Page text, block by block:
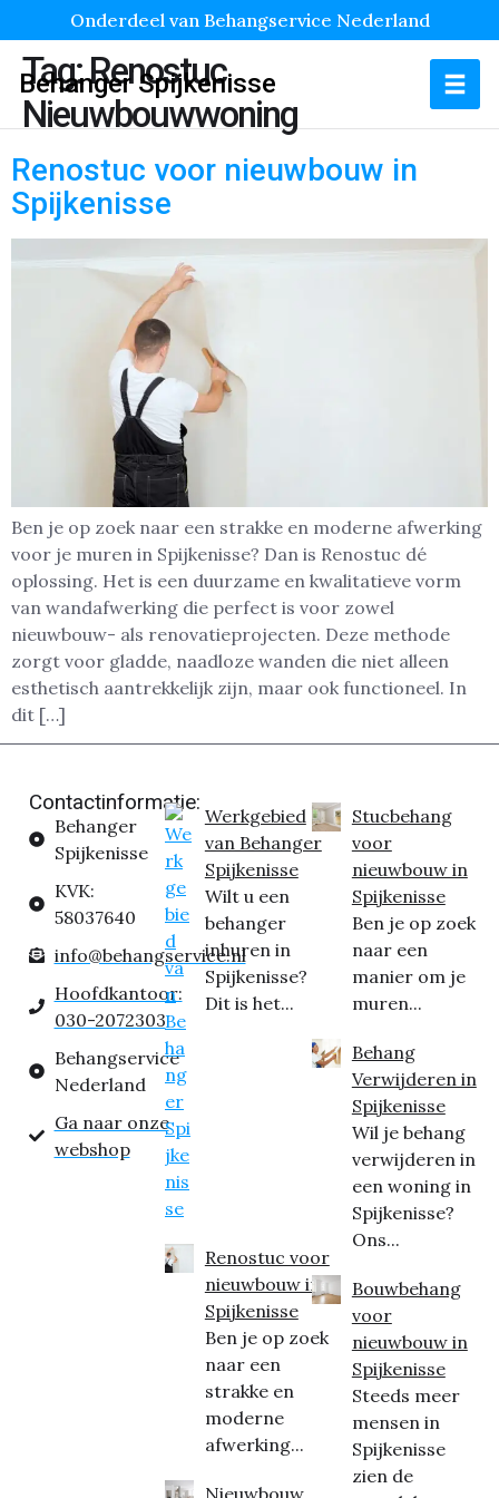
Onderdeel van Behangservice Nederland
Behanger Spijkenisse
Tag:Renostuc
Nieuwbouwwoning
Renostuc voor nieuwbouw in
Spijkenisse
Ben je op zoek naar een strakke en moderne afwerking
voor je muren in Spijkenisse? Dan is Renostuc dé
oplossing. Het is een duurzame en kwalitatieve vorm
van wandafwerking die perfect is voor zowel
nieuwbouw- als renovatieprojecten. Deze methode
zorgt voor gladde, naadloze wanden die niet alleen
esthetisch aantrekkelijk zijn, maar ook functioneel. In
dit […]
Contactinformatie:
Behanger
Spijkenisse
KVK:
58037640
info@behangservice.nl
Hoofdkantoor:
030-2072303
Behangservice
Nederland
Ga naar onze
webshop
Werkgebied
van Behanger
Spijkenisse
Wilt u een
behanger
inhuren in
Spijkenisse?
Dit is het...
Renostuc voor
nieuwbouw in
Spijkenisse
Ben je op zoek
naar een
strakke en
moderne
afwerking...
Stucbehang
voor
nieuwbouw in
Spijkenisse
Ben je op zoek
naar een
manier om je
muren...
Behang
Verwijderen in
Spijkenisse
Wil je behang
verwijderen in
een woning in
Spijkenisse?
Ons...
Bouwbehang
voor
nieuwbouw in
Spijkenisse
Steeds meer
mensen in
Spijkenisse
zien de